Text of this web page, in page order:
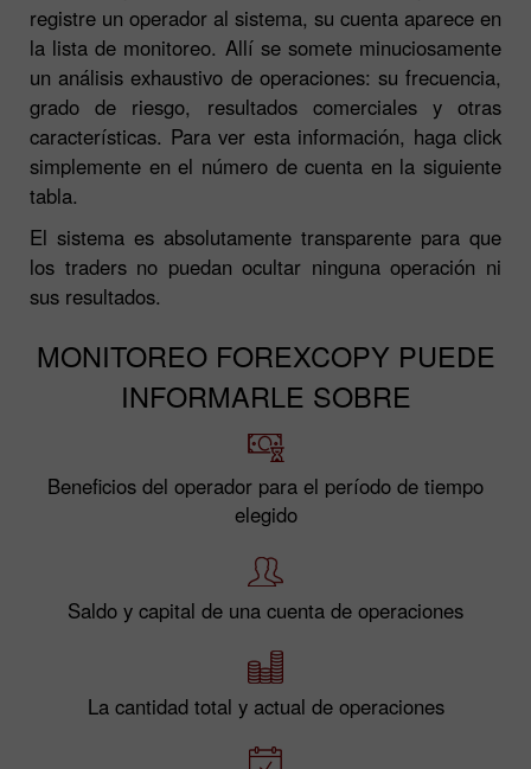
registre un operador al sistema, su cuenta aparece en
la lista de monitoreo. Allí se somete minuciosamente
un análisis exhaustivo de operaciones: su frecuencia,
grado de riesgo, resultados comerciales y otras
características. Para ver esta información, haga click
simplemente en el número de cuenta en la siguiente
tabla.
El sistema es absolutamente transparente para que
los traders no puedan ocultar ninguna operación ni
sus resultados.
MONITOREO FOREXCOPY PUEDE
INFORMARLE SOBRE
Beneficios del operador para el período de tiempo
elegido
Saldo y capital de una cuenta de operaciones
La cantidad total y actual de operaciones